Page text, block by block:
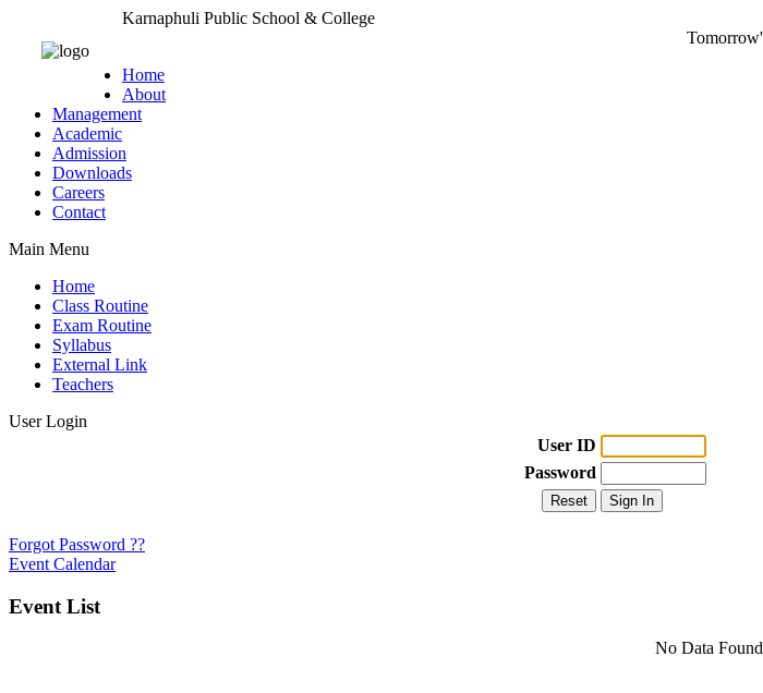
Karnaphuli Public School & College
Home
About
Management
Academic
Admission
Downloads
Careers
Contact
Main Menu
Home
Class Routine
Exam Routine
Syllabus
External Link
Teachers
User Login
User ID
Password
Forgot Password ??
Event Calendar
Event List
No Data